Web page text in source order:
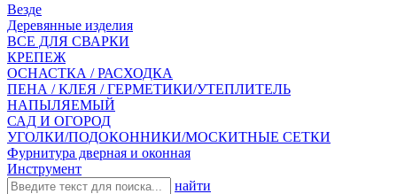
Везде
Деревянные изделия
ВСЕ ДЛЯ СВАРКИ
КРЕПЕЖ
ОСНАСТКА / РАСХОДКА
ПЕНА / КЛЕЯ / ГЕРМЕТИКИ/УТЕПЛИТЕЛЬ
НАПЫЛЯЕМЫЙ
САД И ОГОРОД
УГОЛКИ/ПОДОКОННИКИ/МОСКИТНЫЕ СЕТКИ
Фурнитура дверная и оконная
Инструмент
найти